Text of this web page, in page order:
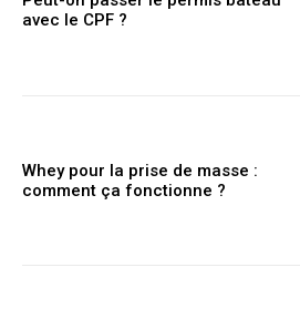
avec le CPF ?
Whey pour la prise de masse :
comment ça fonctionne ?